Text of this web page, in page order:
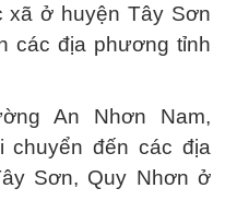
xã ở huyện Tây Sơn
các địa phương tỉnh
An Nhơn Nam,
chuyển đến các địa
Sơn, Quy Nhơn ở